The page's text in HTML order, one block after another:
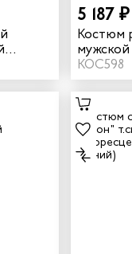
5 187 ₽
Костюм
бежевый
КОС598